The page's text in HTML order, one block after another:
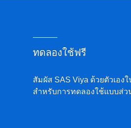
ทดลองใช้ฟรี
สัมผัส SAS Viya ด้วยตัวเอง
สำหรับการทดลองใช้แบบส่ว